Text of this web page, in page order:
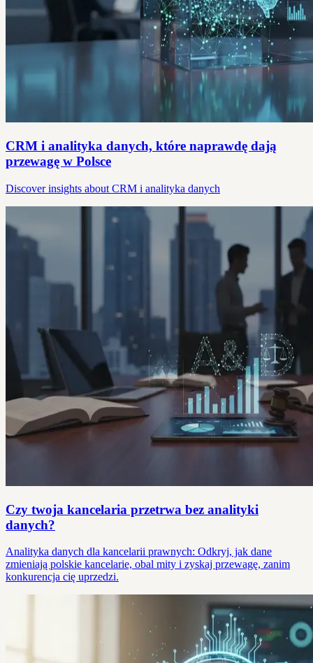
CRM i analityka danych, które naprawdę dają
przewagę w Polsce
Discover insights about CRM i analityka danych
Czy twoja kancelaria przetrwa bez analityki
danych?
Analityka danych dla kancelarii prawnych: Odkryj, jak dane
zmieniają polskie kancelarie, obal mity i zyskaj przewagę, zanim
konkurencja cię uprzedzi.